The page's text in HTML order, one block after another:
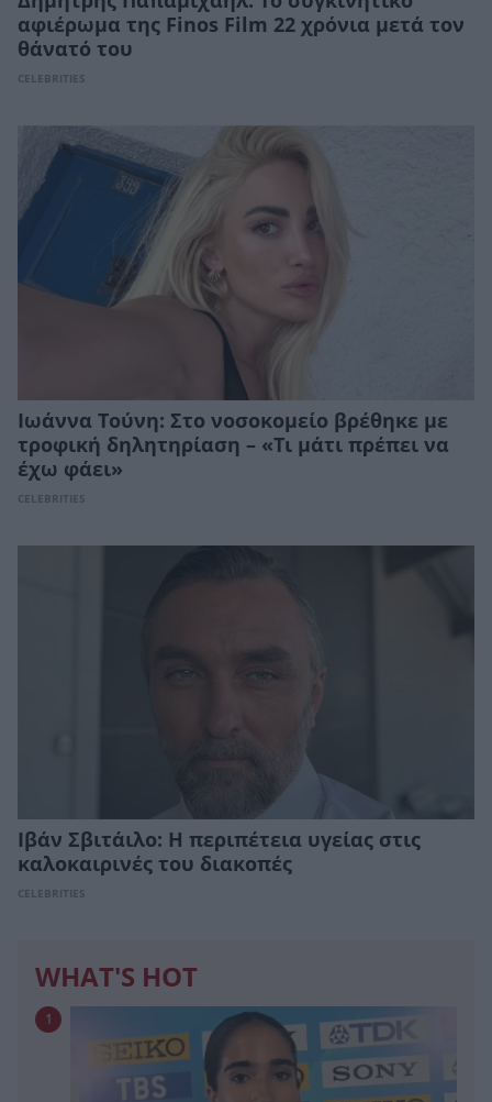
αφιέρωμα της Finos Film 22 χρόνια μετά τον
θάνατό του
CELEBRITIES
Ιωάννα Τούνη: Στο νοσοκομείο βρέθηκε με
τροφική δηλητηρίαση – «Τι μάτι πρέπει να
έχω φάει»
CELEBRITIES
Ιβάν Σβιτάιλο: Η περιπέτεια υγείας στις
καλοκαιρινές του διακοπές
CELEBRITIES
WHAT'S HOT
1